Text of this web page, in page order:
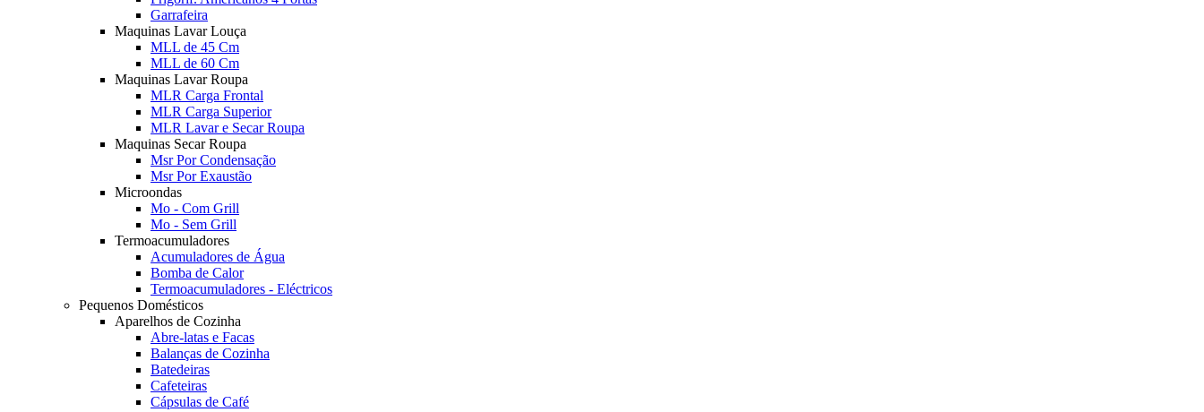
Garrafeira
Maquinas Lavar Louça
MLL de 45 Cm
MLL de 60 Cm
Maquinas Lavar Roupa
MLR Carga Frontal
MLR Carga Superior
MLR Lavar e Secar Roupa
Maquinas Secar Roupa
Msr Por Condensação
Msr Por Exaustão
Microondas
Mo - Com Grill
Mo - Sem Grill
Termoacumuladores
Acumuladores de Água
Bomba de Calor
Termoacumuladores - Eléctricos
Pequenos Domésticos
Aparelhos de Cozinha
Abre-latas e Facas
Balanças de Cozinha
Batedeiras
Cafeteiras
Cápsulas de Café